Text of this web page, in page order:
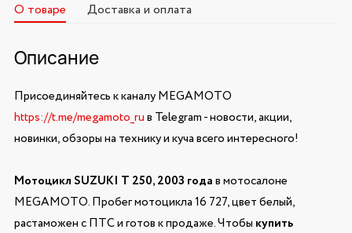
О товаре Доставка и оплата
Описание
Присоединяйтесь к каналу MEGAMOTO
https://t.me/megamoto_ruв Telegram - новости, акции,
новинки, обзоры на технику и куча всего интересного!
Мотоцикл SUZUKI T 250, 2003 годав мотосалоне
MEGAMOTO. Пробег мотоцикла 16 727, цвет белый,
растаможен с ПТС и готов к продаже. Чтобы купить